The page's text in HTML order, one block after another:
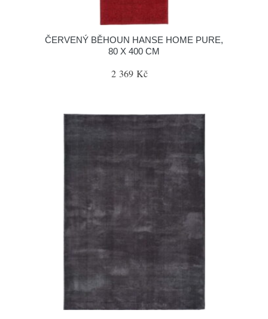
ČERVENÝ BĚHOUN HANSE HOME PURE,
80 X 400 CM
2 369 Kč